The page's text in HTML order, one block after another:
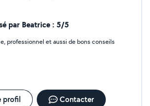
par Beatrice : 5/5
professionnel et aussi de bons conseils
profil Contacter